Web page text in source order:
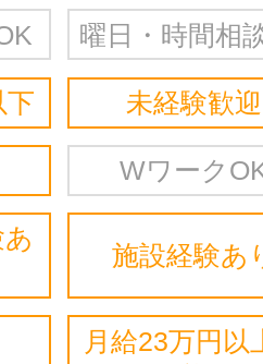
曜日・時間相
下 未経験歓迎
Wワーク
施設経験あ
月給23万円以